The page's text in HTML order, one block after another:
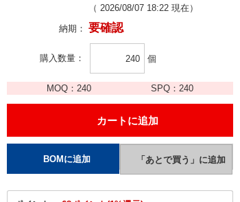
（ 2026/08/07 18:22 現在）
納期： 要確認
購入数量 個
MOQ：240 SPQ： 240